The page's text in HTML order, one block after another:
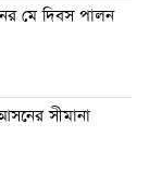
মে দিবস পালন
সীমানা